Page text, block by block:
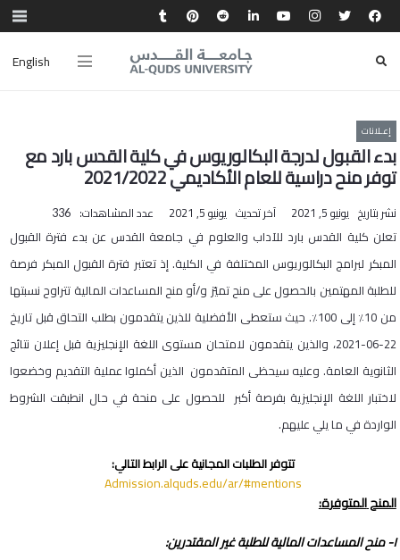
English
إعـلانات
بدء القبول لدرجة البكالوريوس في كلية القدس بارد مع
توفر منح دراسية للعام الأكاديمي 2021/2022
نشر بتاريخ يونيو 5, 2021 آخر تحديث يونيو 5, 2021 عدد المشاهدات: 336
تعلن كلية القدس بارد للآداب والعلوم في جامعة القدس عن بدء فترة القبول
المبكر لبرامج البكالوريوس المختلفة في الكلية. إذ تعتبر فترة القبول المبكر فرصة
للطلبة المهتمين بالحصول على منح تميّز و/أو منح المساعدات المالية تتراوح نسبتها
من 10٪ إلى 100٪. حيث ستعطى الأفضلية للذين يتقدمون بطلب التحاق قبل تاريخ
22
-06-2021، والذين يتقدمون لامتحان مستوى اللغة الإنجليزية قبل إعلان نتائج
الثانوية العامة. وعليه سيحظى المتقدمون الذين أكملوا عملية التقديم وخضعوا
لاختبار اللغة الإنجليزية بفرصة أكبر للحصول على منحة في حال انطبقت الشروط
الواردة في ما يلي عليهم.
تتوفر الطلبات المجانية على الرابط التالي:
Admission.alquds.edu/ar/#mentions
المنحالمتوفرة:
١- منح المساعدات المالية للطلبة غير المقتدرين: